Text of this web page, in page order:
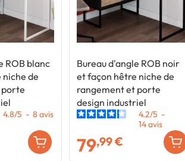
ROB blanc
de
4.8/5 - 8 avis
Bureau d'angle ROB noir
et façon hêtre niche de
rangement et porte
design industriel
4.2/5 -
14avis
79,99 €